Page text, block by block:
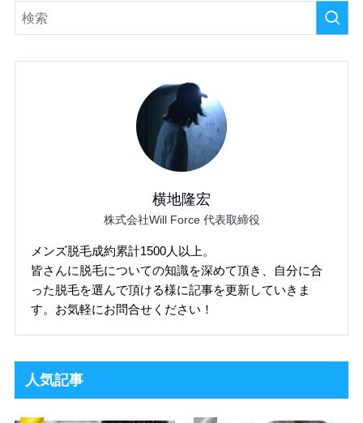
横地隆宏
株式会社Will Force 代表取締役
メンズ脱毛成約累計1500人以上。
皆さんに脱毛についての知識を深めて頂き、自分に合
った脱毛を選んで頂ける様に記事を更新していきま
す。お気軽にお問合せください！
人気記事